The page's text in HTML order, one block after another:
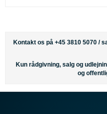
Kontakt os på +45 3810 5070 /
Kun rådgivning, salg og
og